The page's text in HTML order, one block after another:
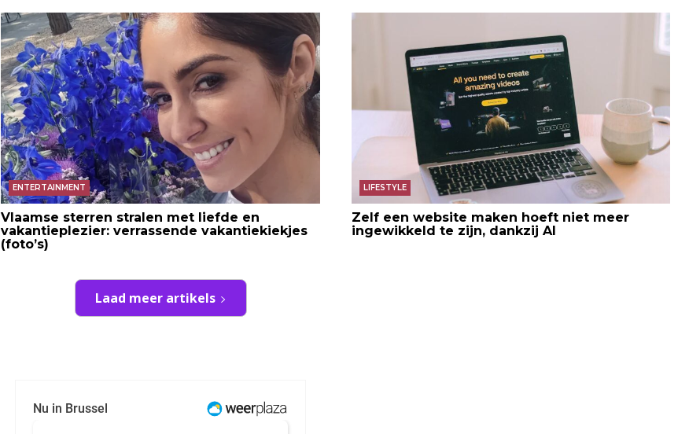
ENTERTAINMENT
Vlaamse sterren stralen met liefde en
vakantieplezier: verrassende vakantiekiekjes
(foto’s)
LIFESTYLE
Zelf een website maken hoeft niet meer
ingewikkeld te zijn, dankzij AI
Laad meer artikels